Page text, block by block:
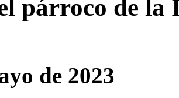
párroco de la
de 2023